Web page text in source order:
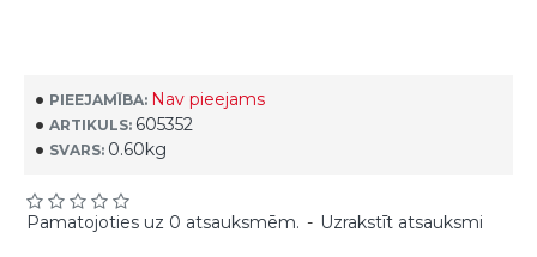
PIEEJAMĪBA: Nav pieejams
ARTIKULS: 605352
SVARS: 0.60kg
Pamatojoties uz 0 atsauksmēm. - Uzrakstīt atsauksmi